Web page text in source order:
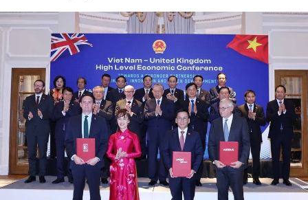
PAYS NATAL
INTERNATIONAL
MÉGASTORIE
INFOGRAPHIE
PHOTO